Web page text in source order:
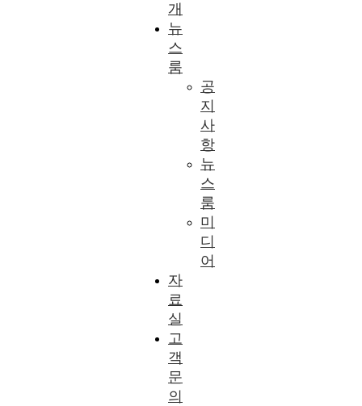
개
뉴
스
룸
공
지
사
항
뉴
스
룸
미
디
어
자
료
실
고
객
문
의